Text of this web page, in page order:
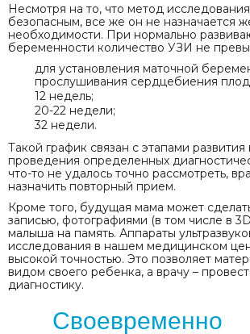
Несмотря на то, что метод
безопасным, все же он не назначается
необходимости. При нормально
беременности количество УЗИ не
для установления маточной
прослушивания сердцебиения
12 недель;
20-22 недели;
32 недели.
Такой график связан с этапами
проведения определенных
что-то не удалось точно рассмотреть,
назначить повторный прием.
Кроме того, будущая мама может
записью, фотографиями (в том числе в
малыша на память. Аппараты
исследования в нашем медицинском
высокой точностью. Это позволяет
видом своего ребенка, а врачу –
диагностику.
Своевременно